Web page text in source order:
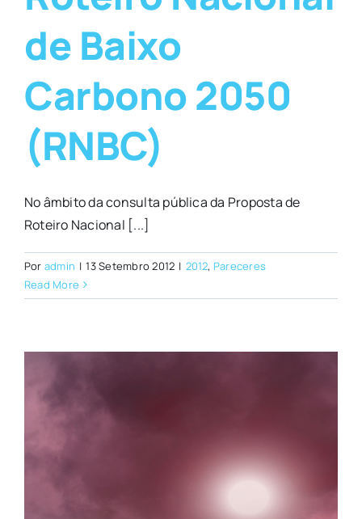
de Baixo
Carbono 2050
(RNBC)
No âmbito da consulta pública da Proposta de
Roteiro Nacional [...]
Por admin | 13 Setembro 2012 | 2012, Pareceres
Read More